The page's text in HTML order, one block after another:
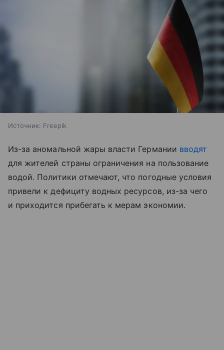
Источник: Freepik
Из-за аномальной жары власти Германии вводят
для жителей страны ограничения на пользование
водой. Политики отмечают, что погодные условия
привели к дефициту водных ресурсов, из-за чего
и приходится прибегать к мерам экономии.